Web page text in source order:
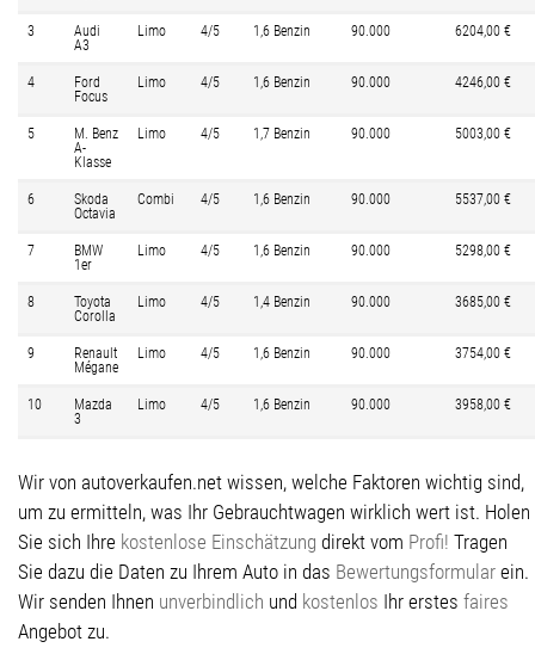
3
Audi
A3
Limo 4/5 1,6 Benzin 90.000 6204,00 €
4
Ford
Focus
Limo 4/5 1,6 Benzin 90.000 4246,00 €
5
M. Benz
A-
Klasse
Limo 4/5 1,7 Benzin 90.000 5003,00 €
6
Skoda
Octavia
Combi 4/5 1,6 Benzin 90.000 5537,00 €
7
BMW
1er
Limo 4/5 1,6 Benzin 90.000 5298,00 €
8
Toyota
Corolla
Limo 4/5 1,4 Benzin 90.000 3685,00 €
9
Renault
Mégane
Limo 4/5 1,6 Benzin 90.000 3754,00 €
10
Mazda
3
Limo 4/5 1,6 Benzin 90.000 3958,00 €
Wir von autoverkaufen.net wissen, welche Faktoren wichtig sind,
um zu ermitteln, was Ihr Gebrauchtwagen wirklich wert ist. Holen
Sie sich Ihre kostenlose Einschätzung direkt vom Profi! Tragen
Sie dazu die Daten zu Ihrem Auto in das Bewertungsformular ein.
Wir senden Ihnen unverbindlich und kostenlos Ihr erstes faires
Angebot zu.